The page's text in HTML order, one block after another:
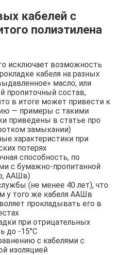
кабелей с
полиэтилена
исключает возможность
кабеля на разных
масло, или
пропиточный состав,
в итоге может привести к
— примеры с такими
приведены в статье про
замыкании)
характеристики при
потерях
способность, по
с бумажно-пропитанной
ААШв)
(не менее 40 лет), что
у того же кабеля ААШв
прокладывать его в
при отрицательных
до -15°С
с кабелями с
изоляцией